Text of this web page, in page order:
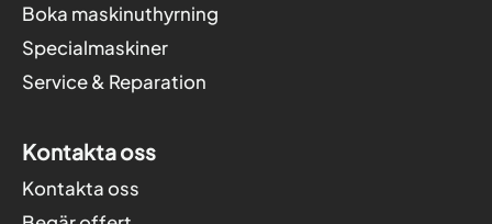
Boka maskinuthyrning
Specialmaskiner
Service & Reparation
Kontakta oss
Kontakta oss